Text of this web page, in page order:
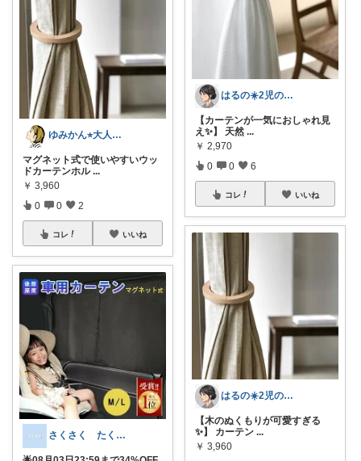
ゆみかん⭐︎大人の暮らし研究室
マグネット式で使いやすいウッ
ドカーテンホル ...
￥ 3,960
0 0 2
コレ いいね
さくさく たくさんの訪問感謝です🙇
はるの☀️2児のママ𓂃◌𓈒𓐍
【カーテンが一気におしゃれ見
え✨】 天然 ...
￥ 2,970
0 0 6
コレ いいね
はるの☀️2児のママ𓂃◌𓈒𓐍
【木のぬくもりが可愛すぎる
✨】 カーテン ...
￥ 3,960